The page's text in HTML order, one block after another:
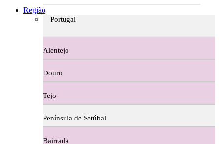
Casa Dos Migueis Douro
Casa Relvas Alentejo
Caves de São João - Bairrada
Charcutaria
Região
Portugal
Alentejo
Douro
Tejo
Península de Setúbal
Bairrada